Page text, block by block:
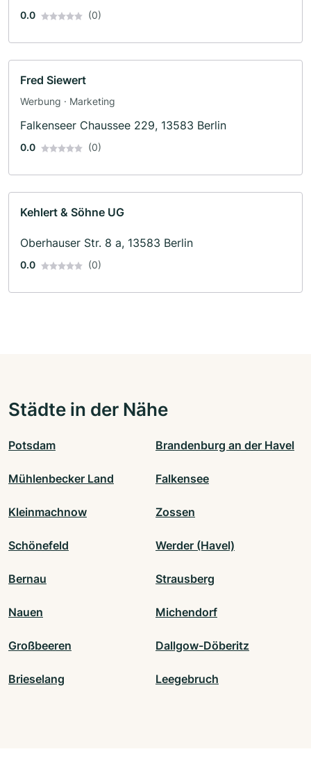
0.0 (0)
Fred Siewert
Werbung · Marketing
Falkenseer Chaussee 229, 13583 Berlin
0.0 (0)
Kehlert & Söhne UG
Oberhauser Str. 8 a, 13583 Berlin
0.0 (0)
Städte in der Nähe
Potsdam Brandenburg an der Havel
Mühlenbecker Land Falkensee
Kleinmachnow Zossen
Schönefeld Werder (Havel)
Bernau Strausberg
Nauen Michendorf
Großbeeren Dallgow-Döberitz
Brieselang Leegebruch